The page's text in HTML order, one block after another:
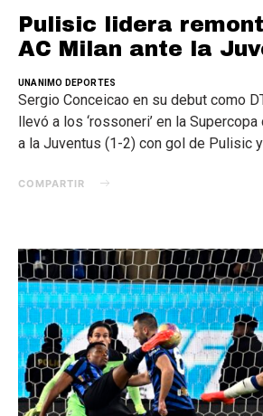
Pulisic lidera
AC Milan ante la
UNANIMO DEPORTES
Sergio Conceicao en su debut como
llevó a los ‘rossoneri’ en la
a la Juventus (1-2) con gol de Pulisic
COMPARTIR